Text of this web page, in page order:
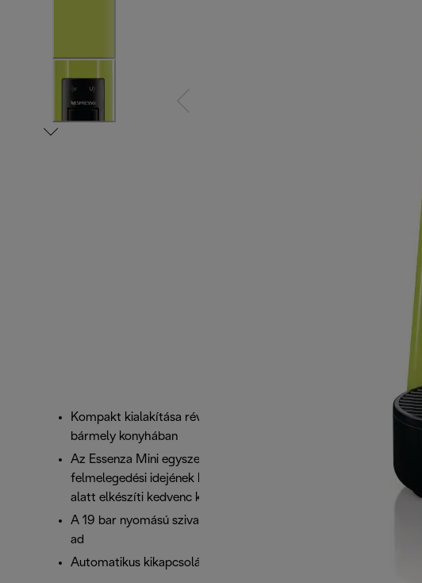
Kompakt kialakítása révén könnyedén elfér
bármely konyhában
Az Essenza Mini egyszerű használatának és rövid
felmelegedési idejének köszönhetően pillanatok
alatt elkészíti kedvenc kávédat
A 19 bar nyomású szivattyú tökéletes eredményt
ad
Automatikus kikapcsolás 3 perc után